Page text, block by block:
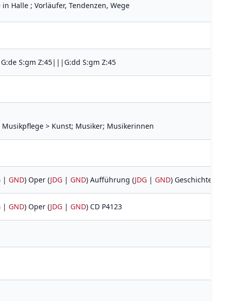
Halle ; Vorläufer, Tendenzen, Wege
S:gm Z:45|||G:dd S:gm Z:45
> Kunst; Musiker; Musikerinnen
| GND) Oper (JDG | GND) Aufführung (JDG | GND) Geschichte 1940-
| GND) Oper (JDG | GND) CD P4123